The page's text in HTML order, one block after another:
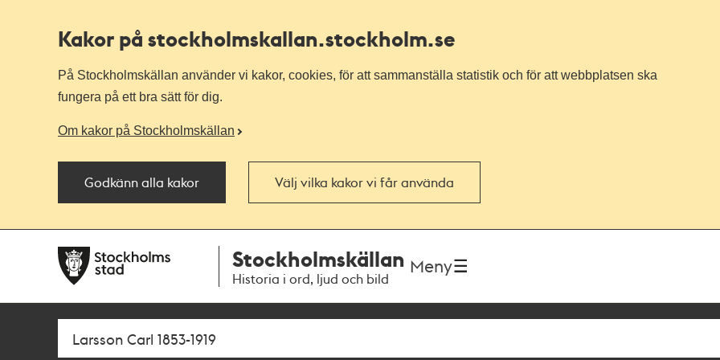
Kakor på stockholmskallan.stockholm.se
På Stockholmskällan använder vi kakor, cookies, för att sammanställa statistik och för att webbplatsen ska
fungera på ett bra sätt för dig.
Om kakor på Stockholmskällan
Godkänn alla kakor Välj vilka kakor vi får använda
navigationen
huvudinnehållet
Stockholmskällan
Historia i ord, ljud och bild
Meny
Sök